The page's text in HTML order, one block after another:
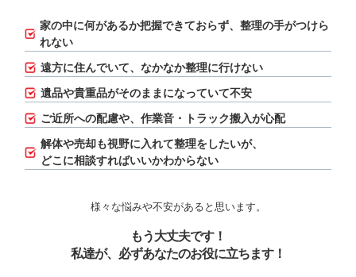
家の中に何があるか把握できておらず、 整理の手がつけら
れない
遠方に住んでいて、なかなか整理に行けない
遺品や貴重品がそのままになっていて不安
ご近所への配慮や、作業音・トラック搬入が心配
解体や売却も視野に入れて整理をしたいが、
どこに相談すればいいかわからない
様々な悩みや不安があると思います。
もう大丈夫です！
私達が、必ずあなたのお役に立ちます！